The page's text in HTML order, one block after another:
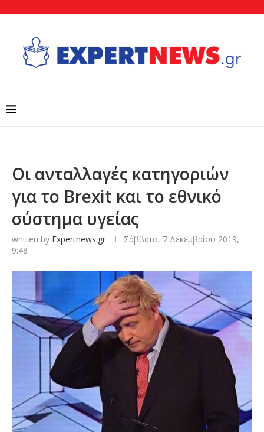
Οι ανταλλαγές κατηγοριών
για το Brexit και το εθνικό
σύστημα υγείας
written by Expertnews.gr
Σάββατο, 7 Δεκεμβρίου 2019,
9:48